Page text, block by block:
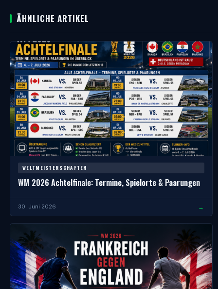
ÄHNLICHE ARTIKEL
WELTMEISTERSCHAFTEN
WM 2026 Achtelfinale: Termine, Spielorte & Paarungen
30. Juni 2026 →